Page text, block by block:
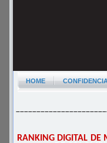
HOME
RANKING DIGITAL DE